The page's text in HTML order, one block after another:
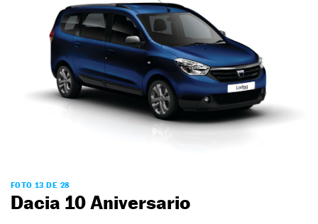
FOTO 13 DE 28
Dacia 10 Aniversario